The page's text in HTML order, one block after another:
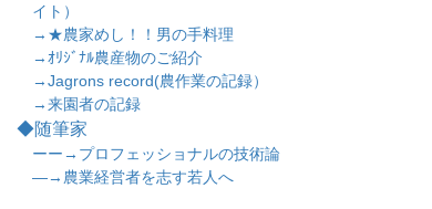
イト）
→★農家めし！！男の手料理
→ｵﾘｼﾞﾅﾙ農産物のご紹介
→Jagrons record(農作業の記録）
→来園者の記録
◆随筆家
ーー→プロフェッショナルの技術論
―→農業経営者を志す若人へ